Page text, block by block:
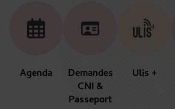
Agenda
Demandes
CNI &
Passeport
Ulis +